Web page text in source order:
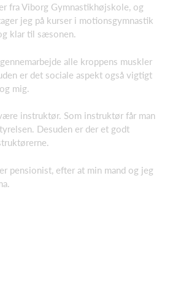
fra Viborg Gymnastikhøjskole, og
jeg på kurser i motionsgymnastik
klar til sæsonen.
alle kroppens muskler
er det sociale aspekt også vigtigt
mig.
instruktør. Som instruktør får man
Desuden er der et godt
pensionist, efter at min mand og jeg